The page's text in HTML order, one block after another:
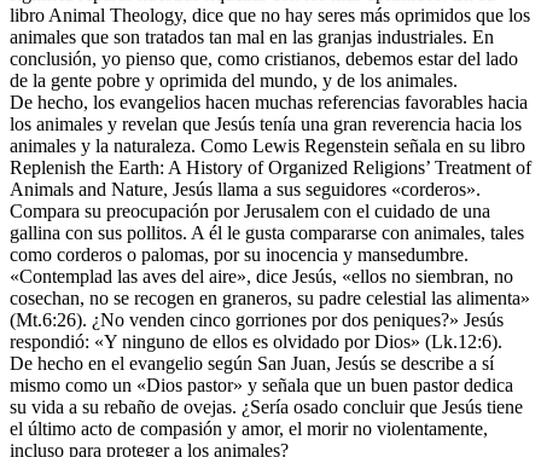
libro Animal Theology, dice que no hay seres más oprimidos que los
animales que son tratados tan mal en las granjas industriales. En
conclusión, yo pienso que, como cristianos, debemos estar del lado
de la gente pobre y oprimida del mundo, y de los animales.
De hecho, los evangelios hacen muchas referencias favorables hacia
los animales y revelan que Jesús tenía una gran reverencia hacia los
animales y la naturaleza. Como Lewis Regenstein señala en su libro
Replenish the Earth: A History of Organized Religions’ Treatment of
Animals and Nature, Jesús llama a sus seguidores «corderos».
Compara su preocupación por Jerusalem con el cuidado de una
gallina con sus pollitos. A él le gusta compararse con animales, tales
como corderos o palomas, por su inocencia y mansedumbre.
«Contemplad las aves del aire», dice Jesús, «ellos no siembran, no
cosechan, no se recogen en graneros, su padre celestial las alimenta»
(Mt.6:26). ¿No venden cinco gorriones por dos peniques?» Jesús
respondió: «Y ninguno de ellos es olvidado por Dios» (Lk.12:6).
De hecho en el evangelio según San Juan, Jesús se describe a sí
mismo como un «Dios pastor» y señala que un buen pastor dedica
su vida a su rebaño de ovejas. ¿Sería osado concluir que Jesús tiene
el último acto de compasión y amor, el morir no violentamente,
incluso para proteger a los animales?